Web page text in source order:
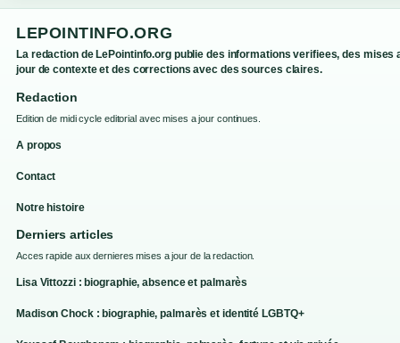
LEPOINTINFO.ORG
La redaction de LePointinfo.org publie des informations verifiees, des mises
jour de contexte et des corrections avec des sources claires.
Redaction
Edition de midi cycle editorial avec mises a jour continues.
A propos
Contact
Notre histoire
Derniers articles
Acces rapide aux dernieres mises a jour de la redaction.
Lisa Vittozzi : biographie, absence et palmarès
Madison Chock : biographie, palmarès et identité LGBTQ+